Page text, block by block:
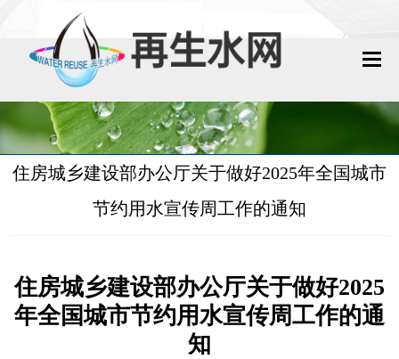
再生水动态
再生水知识
工业废水回用
技术资料
住房城乡建设部办公厅关于做好2025年全国城市
节约用水宣传周工作的通知
住房城乡建设部办公厅关于做好2025
年全国城市节约用水宣传周工作的通
知